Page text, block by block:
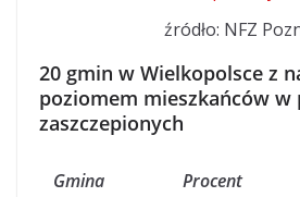
źródło: NFZ
20 gmin w Wielkopolsce z
poziomem mieszkańców w
zaszczepionych
Gmina
Procent